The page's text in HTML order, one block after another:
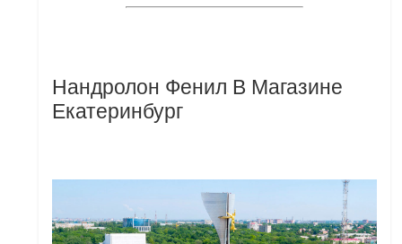
Нандролон Фенил В Магазине
Екатеринбург